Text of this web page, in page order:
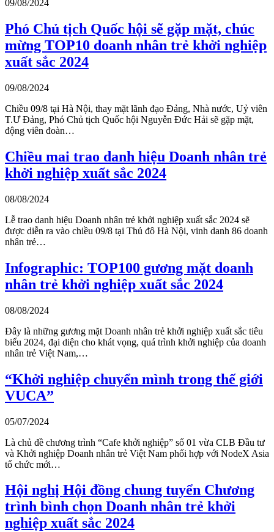
09/08/2024
Phó Chủ tịch Quốc hội sẽ gặp mặt, chúc
mừng TOP10 doanh nhân trẻ khởi nghiệp
xuất sắc 2024
09/08/2024
Chiều 09/8 tại Hà Nội, thay mặt lãnh đạo Đảng, Nhà nước, Uỷ viên
T.Ư Đảng, Phó Chủ tịch Quốc hội Nguyễn Đức Hải sẽ gặp mặt,
động viên đoàn…
Chiều mai trao danh hiệu Doanh nhân trẻ
khởi nghiệp xuất sắc 2024
08/08/2024
Lễ trao danh hiệu Doanh nhân trẻ khởi nghiệp xuất sắc 2024 sẽ
được diễn ra vào chiều 09/8 tại Thủ đô Hà Nội, vinh danh 86 doanh
nhân trẻ…
Infographic: TOP100 gương mặt doanh
nhân trẻ khởi nghiệp xuất sắc 2024
08/08/2024
Đây là những gương mặt Doanh nhân trẻ khởi nghiệp xuất sắc tiêu
biểu 2024, đại diện cho khát vọng, quá trình khởi nghiệp của doanh
nhân trẻ Việt Nam,…
“Khởi nghiệp chuyển mình trong thế giới
VUCA”
05/07/2024
Là chủ đề chương trình “Cafe khởi nghiệp” số 01 vừa CLB Đầu tư
và Khởi nghiệp Doanh nhân trẻ Việt Nam phối hợp với NodeX Asia
tổ chức mới…
Hội nghị Hội đồng chung tuyển Chương
trình bình chọn Doanh nhân trẻ khởi
nghiệp xuất sắc 2024